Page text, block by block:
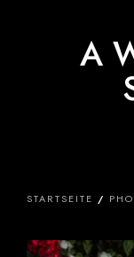
A
STARTSEITE /